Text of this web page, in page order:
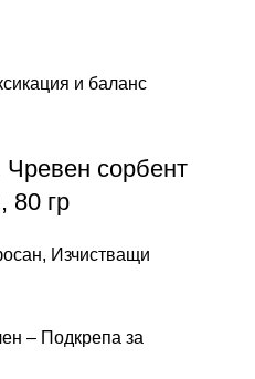
сорбент
80 гр
, Изчистващи